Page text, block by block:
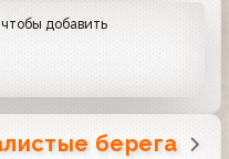
, чтобы добавить
берега